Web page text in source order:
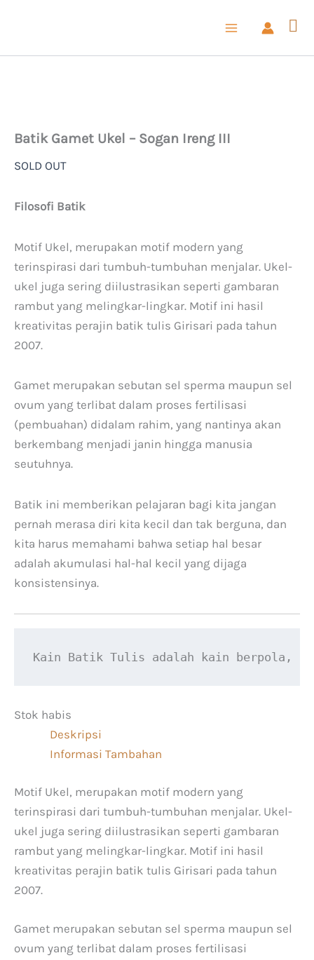
Batik Gamet Ukel – Sogan Ireng III
SOLD OUT
Filosofi Batik
Motif Ukel, merupakan motif modern yang
terinspirasi dari tumbuh-tumbuhan menjalar. Ukel-
ukel juga sering diilustrasikan seperti gambaran
rambut yang melingkar-lingkar. Motif ini hasil
kreativitas perajin batik tulis Girisari pada tahun
2007.
Gamet merupakan sebutan sel sperma maupun sel
ovum yang terlibat dalam proses fertilisasi
(pembuahan) didalam rahim, yang nantinya akan
berkembang menjadi janin hingga manusia
seutuhnya.
Batik ini memberikan pelajaran bagi kita jangan
pernah merasa diri kita kecil dan tak berguna, dan
kita harus memahami bahwa setiap hal besar
adalah akumulasi hal-hal kecil yang dijaga
konsistensinya.
Kain Batik Tulis adalah kain berpola,
Stok habis
Deskripsi
Informasi Tambahan
Motif Ukel, merupakan motif modern yang
terinspirasi dari tumbuh-tumbuhan menjalar. Ukel-
ukel juga sering diilustrasikan seperti gambaran
rambut yang melingkar-lingkar. Motif ini hasil
kreativitas perajin batik tulis Girisari pada tahun
2007.
Gamet merupakan sebutan sel sperma maupun sel
ovum yang terlibat dalam proses fertilisasi